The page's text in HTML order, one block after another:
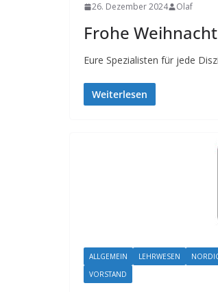
26. Dezember 2024 Olaf
Frohe
Eure Spezialisten für jede
Weiterlesen
ALLGEMEIN LEHRWESEN
VORSTAND